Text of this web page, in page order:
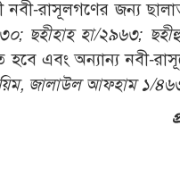
নবী-রাসূলগণের জন্য
ছহীহাহ হা/২৯৬৩;
হবে এবং অন্যান্য নবী-
জালাউল আফহাম ১/